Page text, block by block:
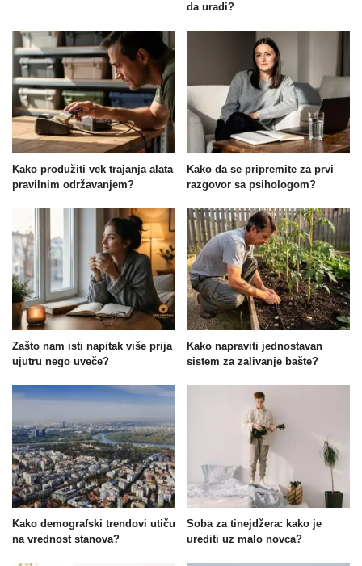
da uradi?
Kako produžiti vek trajanja alata
pravilnim održavanjem?
Kako da se pripremite za prvi
razgovor sa psihologom?
Zašto nam isti napitak više prija
ujutru nego uveče?
Kako napraviti jednostavan
sistem za zalivanje bašte?
Kako demografski trendovi utiču
na vrednost stanova?
Soba za tinejdžera: kako je
urediti uz malo novca?